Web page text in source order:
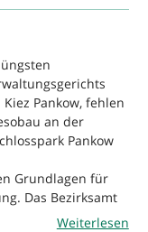
Pankow, fehlen
an der
Pankow
Grundlagen für
Das Bezirksamt
Weiterlesen